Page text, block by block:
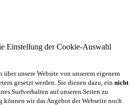
Einstellung der Cookie-Auswahl
unsere Website von unserem eigenem
gesetzt werden. Sie dienen dazu, ein nicht
Surfverhalten auf unseren Seiten zu
können wir das Angebot der Webseite noch